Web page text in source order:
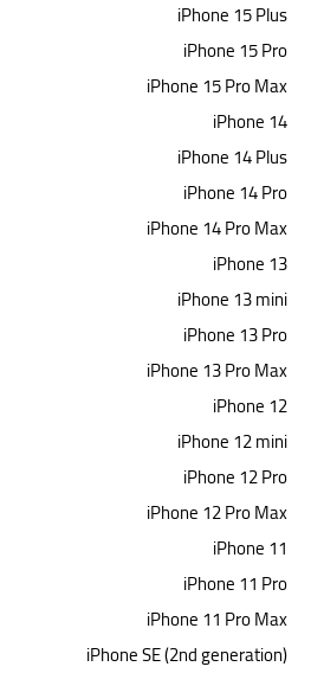
iPhone 15‌ Plus
iPhone 15‌ Pro
iPhone 15‌ Pro Max
iPhone‌ 14
iPhone‌ 14 Plus
iPhone‌ 14 Pro
iPhone‌ 14 Pro Max
iPhone‌ 13
iPhone‌ 13 mini
iPhone‌ 13 Pro
iPhone‌ 13 Pro Max
iPhone‌ 12
iPhone 12 mini
iPhone‌ 12 Pro
iPhone 12 Pro Max
iPhone‌ 11
iPhone‌ 11 Pro
iPhone 11 Pro Max
iPhone‌ SE (2nd generation)